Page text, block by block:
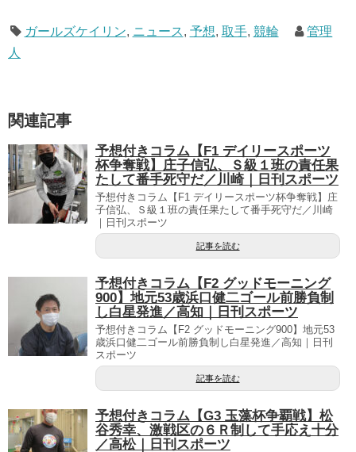
ガールズケイリン, ニュース, 予想, 取手, 競輪
管理
人
関連記事
予想付きコラム【F1 デイリースポーツ
杯争奪戦】庄子信弘、Ｓ級１班の責任果
たして番手死守だ／川崎｜日刊スポーツ
予想付きコラム【F1 デイリースポーツ杯争奪戦】庄
子信弘、Ｓ級１班の責任果たして番手死守だ／川崎
｜日刊スポーツ
記事を読む
予想付きコラム【F2 グッドモーニング
900】地元53歳浜口健二ゴール前勝負制
し白星発進／高知｜日刊スポーツ
予想付きコラム【F2 グッドモーニング900】地元53
歳浜口健二ゴール前勝負制し白星発進／高知｜日刊
スポーツ
記事を読む
予想付きコラム【G3 玉藻杯争覇戦】松
谷秀幸、激戦区の６Ｒ制して手応え十分
／高松｜日刊スポーツ